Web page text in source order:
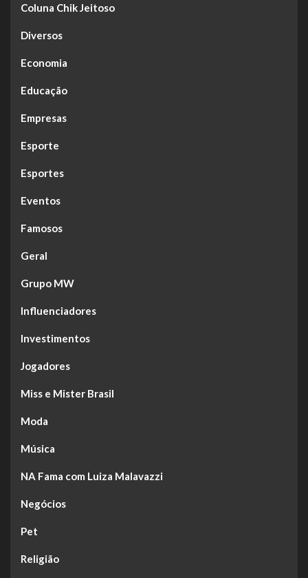
Coluna Chik Jeitoso
Diversos
Economia
Educação
Empresas
Esporte
Esportes
Eventos
Famosos
Geral
Grupo MW
Influenciadores
Investimentos
Jogadores
Miss e Mister Brasil
Moda
Música
NA Fama com Luiza Malavazzi
Negócios
Pet
Religião